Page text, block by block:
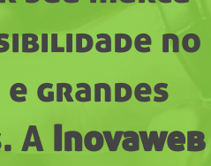
no
grandes
A Inovaweb